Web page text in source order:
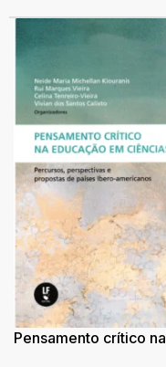
Pensamento crítico na